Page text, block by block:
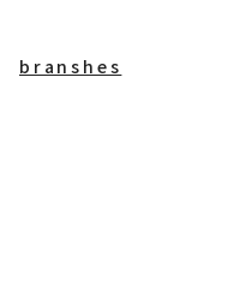
branshes